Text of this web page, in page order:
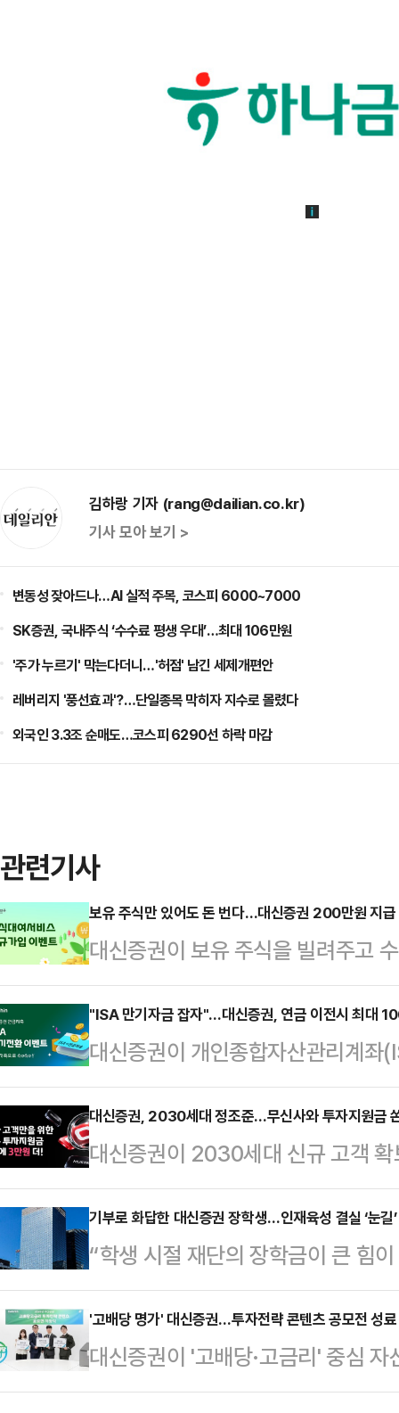
김하랑 기자 (rang@dailian.co.kr)
기사 모아 보기 >
변동성 잦아드나…AI 실적 주목, 코스피 6000~7000
SK증권, 국내주식 ‘수수료 평생 우대’…최대 106만원
'주가 누르기' 막는다더니…'허점' 남긴 세제개편안
레버리지 '풍선효과'?…단일종목 막히자 지수로 몰렸다
외국인 3.3조 순매도…코스피 6290선 하락 마감
관련기사
보유 주식만 있어도 돈 번다…대신증권 200만원 지급
대신증권이 보유 주식을 빌려주고
을 대상으로 최대 200만원의 투자
투자자들이 기존 투자 전략을 유지
관심이 쏠린다.8일 대신증권에 따
(MTS) 크레온 계좌 고객을 대상으
행한다.이벤트는 오는 7월 31일까
규 신청한 뒤 일정 규모 이상의 주
지급한다.주식대여서비스 약정…
"ISA 만기자금 잡자"…대신증권, 연금 이전시 최대
대신증권이 개인종합자산관리계
계좌에 신규 자금을 넣거나 ISA 만
대 100만원의 현금 혜택을 제공한
하면 추가 세액공제 혜택까지 받을
노릴 수 있다는 설명이다.7일 대신
연금저축계좌 신규 및 기존 고객을
트'를 진행한다.이번 이벤트는 연금
만기 자금을 연금계…
대신증권, 2030세대 정조준…무신사와 투자지원금
대신증권이 2030세대 신규 고객
와 협업에 나섰다.1일 대신증권에
인 고객 대상으로 최대 8만원 상당
레온 투자지원금 이벤트’를 진행한
결한다’는 전략의 일환으로, 무신
신규 비대면 고객 유입을 확대하겠
등 채널을 통해 크레온 신규계좌를
과 국내주식 투…
기부로 화답한 대신증권 장학생…인재육성 결실 ‘눈길’
“학생 시절 재단의 장학금이 큰 힘
화재단 장학생이 사회 진출 이후 기
나선 것은 이번이 처음으로, 기업
다.21일 대신증권에 따르면 대신송
모씨가 최근 재단에 기부금을 전달
'고배당 명가' 대신증권…투자전략 콘텐츠 공모전 성료
대신증권이 '고배당·고금리' 중심
영상 공모전을 성료했다.최근 변동